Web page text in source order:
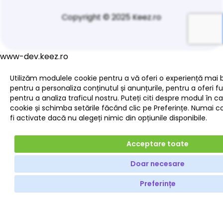
Copyright © 2025 Keez.ro
www-dev.keez.ro